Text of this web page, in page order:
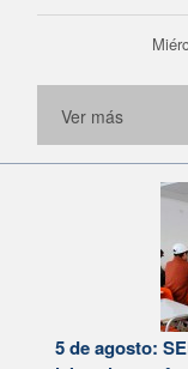
Ver más
5 de agosto: